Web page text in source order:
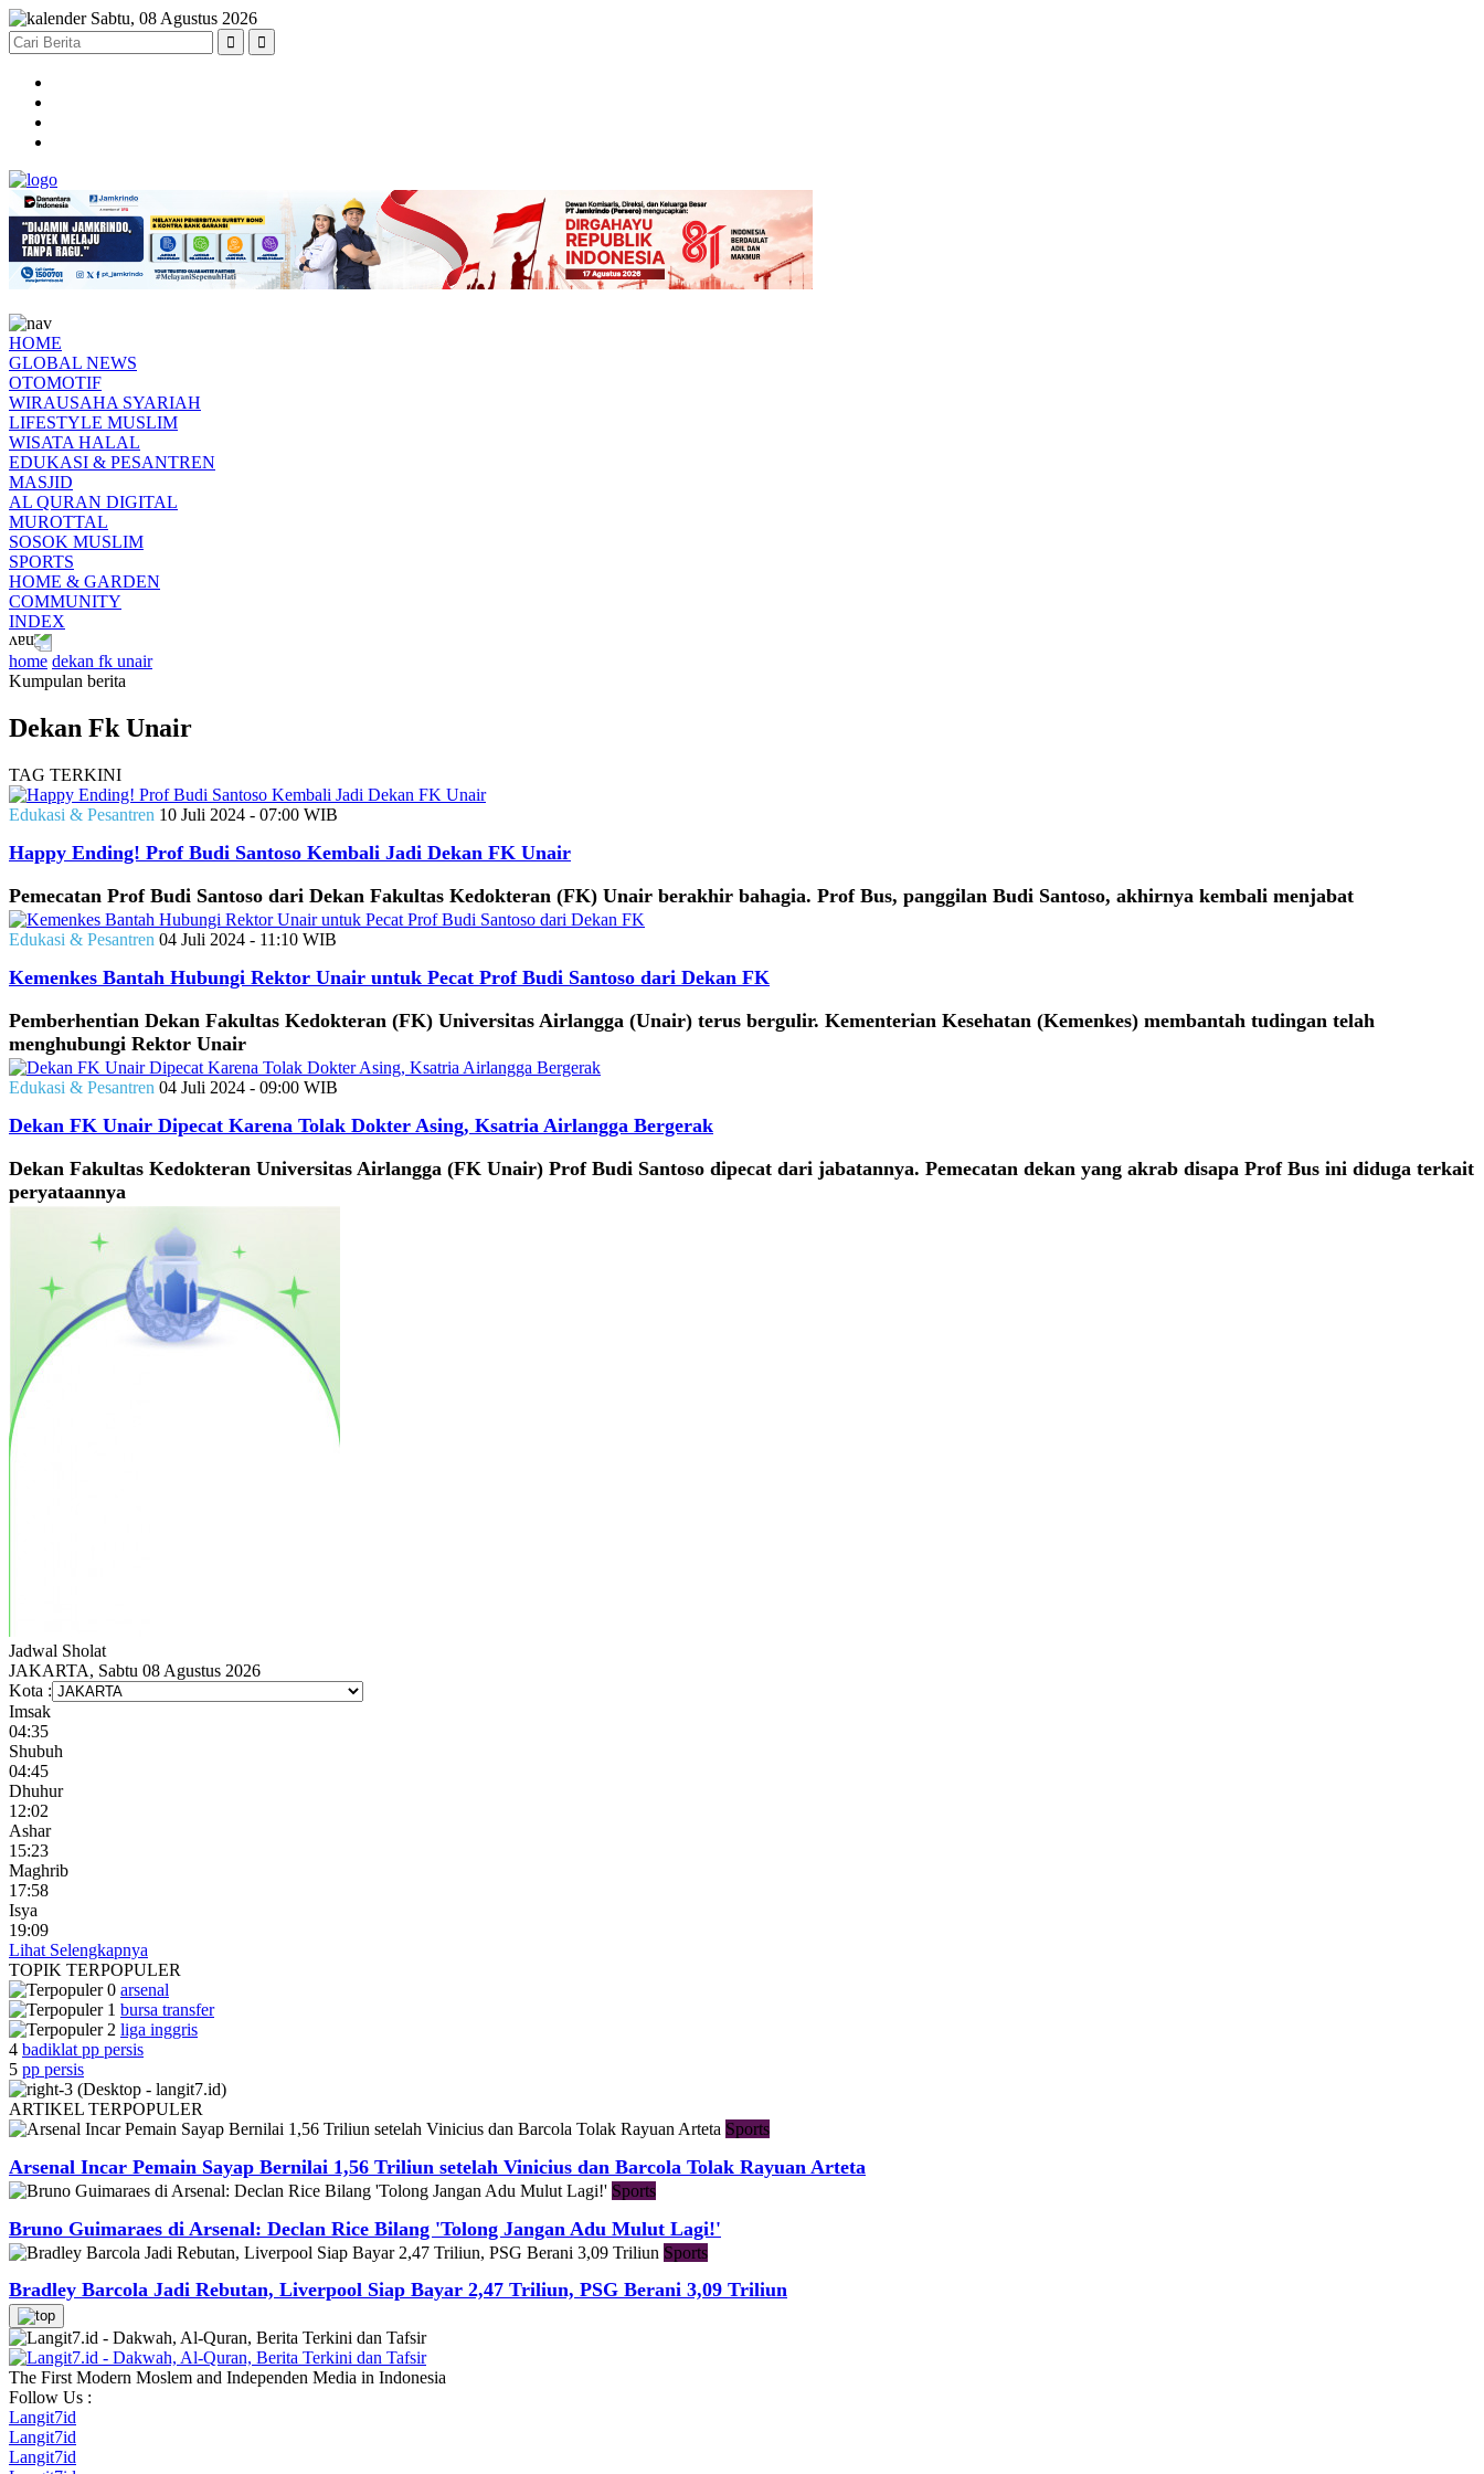
Sabtu, 08 Agustus 2026
HOME
GLOBAL NEWS
OTOMOTIF
WIRAUSAHA SYARIAH
LIFESTYLE MUSLIM
WISATA HALAL
EDUKASI & PESANTREN
MASJID
AL QURAN DIGITAL
MUROTTAL
SOSOK MUSLIM
SPORTS
HOME & GARDEN
COMMUNITY
INDEX
home dekan fk unair
Kumpulan berita
Dekan Fk Unair
TAG TERKINI
Edukasi & Pesantren 10 Juli 2024 - 07:00 WIB
Happy Ending! Prof Budi Santoso Kembali Jadi Dekan FK Unair
Pemecatan Prof Budi Santoso dari Dekan Fakultas Kedokteran (FK) Unair berakhir bahagia. Prof Bus, panggilan Budi Santoso, akhirnya kembali menjabat
Edukasi & Pesantren 04 Juli 2024 - 11:10 WIB
Kemenkes Bantah Hubungi Rektor Unair untuk Pecat Prof Budi Santoso dari Dekan FK
Pemberhentian Dekan Fakultas Kedokteran (FK) Universitas Airlangga (Unair) terus bergulir. Kementerian Kesehatan (Kemenkes) membantah tudingan telah
menghubungi Rektor Unair
Edukasi & Pesantren 04 Juli 2024 - 09:00 WIB
Dekan FK Unair Dipecat Karena Tolak Dokter Asing, Ksatria Airlangga Bergerak
Dekan Fakultas Kedokteran Universitas Airlangga (FK Unair) Prof Budi Santoso dipecat dari jabatannya. Pemecatan dekan yang akrab disapa Prof Bus ini diduga terkait
peryataannya
Jadwal Sholat
JAKARTA, Sabtu 08 Agustus 2026
Kota :
Imsak
04:35
Shubuh
04:45
Dhuhur
12:02
Ashar
15:23
Maghrib
17:58
Isya
19:09
Lihat Selengkapnya
TOPIK TERPOPULER
arsenal
bursa transfer
liga inggris
4 badiklat pp persis
5 pp persis
ARTIKEL TERPOPULER
Sports
Arsenal Incar Pemain Sayap Bernilai 1,56 Triliun setelah Vinicius dan Barcola Tolak Rayuan Arteta
Sports
Bruno Guimaraes di Arsenal: Declan Rice Bilang 'Tolong Jangan Adu Mulut Lagi!'
Sports
Bradley Barcola Jadi Rebutan, Liverpool Siap Bayar 2,47 Triliun, PSG Berani 3,09 Triliun
The First Modern Moslem and Independen Media in Indonesia
Follow Us :
Langit7id
Langit7id
Langit7id